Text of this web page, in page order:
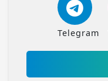
Telegram